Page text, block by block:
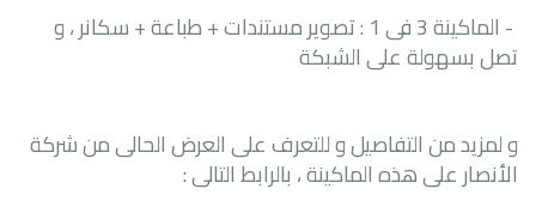
-
الماكينة 3 فى 1 : تصوير مستندات + طباعة + سكانر ، و
تصل بسهولة على الشبكة
و لمزيد من التفاصيل و للتعرف على العرض الحالى من شركة
الأنصار على هذه الماكينة ، بالرابط التالى :